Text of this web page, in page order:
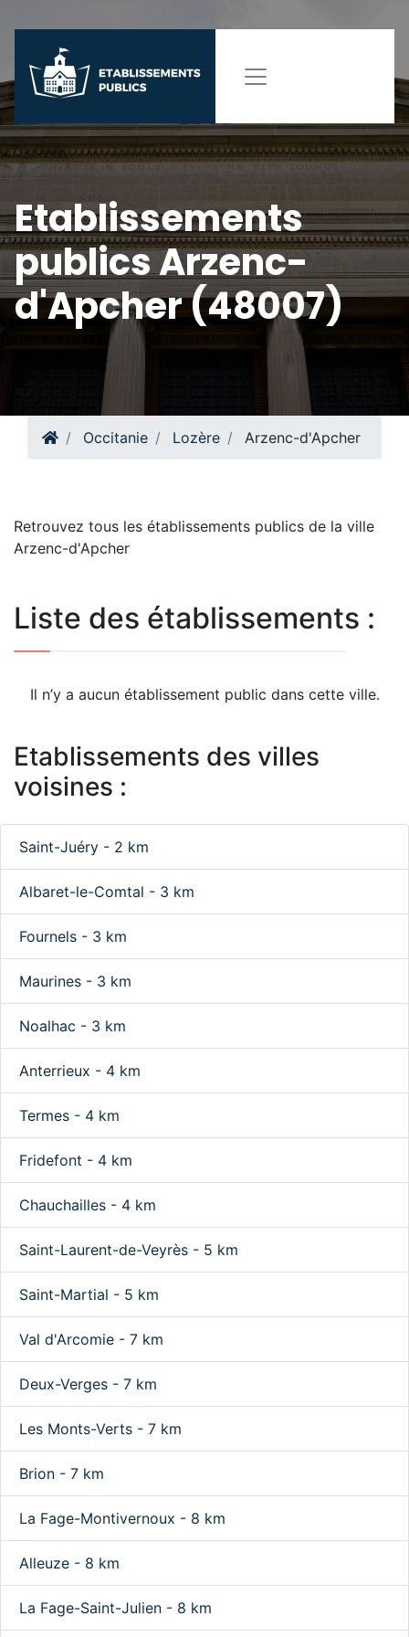
Etablissements
publics Arzenc-
d'Apcher (48007)
Occitanie Lozère Arzenc-d'Apcher
Retrouvez tous les établissements publics de la ville
Arzenc-d'Apcher
Liste des établissements :
Il n’y a aucun établissement public dans cette ville.
Etablissements des villes
voisines :
Saint-Juéry - 2 km
Albaret-le-Comtal - 3 km
Fournels - 3 km
Maurines - 3 km
Noalhac - 3 km
Anterrieux - 4 km
Termes - 4 km
Fridefont - 4 km
Chauchailles - 4 km
Saint-Laurent-de-Veyrès - 5 km
Saint-Martial - 5 km
Val d'Arcomie - 7 km
Deux-Verges - 7 km
Les Monts-Verts - 7 km
Brion - 7 km
La Fage-Montivernoux - 8 km
Alleuze - 8 km
La Fage-Saint-Julien - 8 km